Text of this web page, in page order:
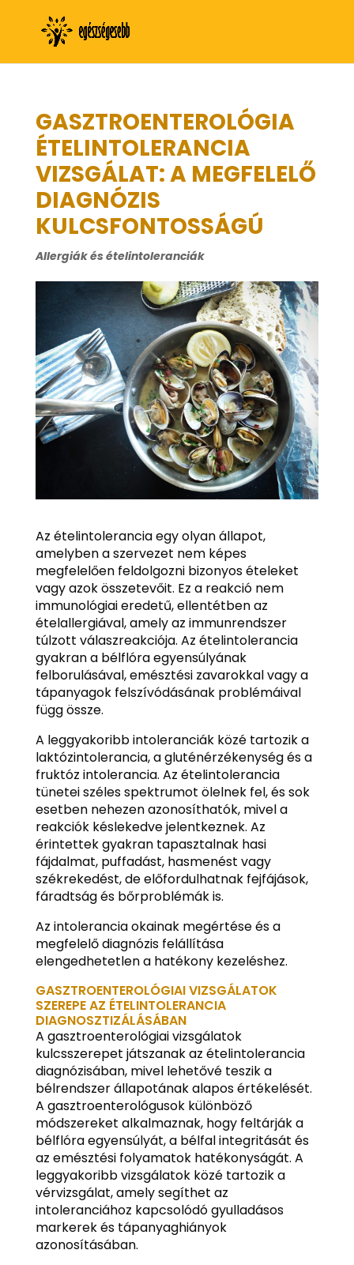
GASZTROENTEROLÓGIA
ÉTELINTOLERANCIA
VIZSGÁLAT: A MEGFELELŐ
DIAGNÓZIS
KULCSFONTOSSÁGÚ
Allergiák és ételintoleranciák
Az ételintolerancia egy olyan állapot,
amelyben a szervezet nem képes
megfelelően feldolgozni bizonyos ételeket
vagy azok összetevőit. Ez a reakció nem
immunológiai eredetű, ellentétben az
ételallergiával, amely az immunrendszer
túlzott válaszreakciója. Az ételintolerancia
gyakran a bélflóra egyensúlyának
felborulásával, emésztési zavarokkal vagy a
tápanyagok felszívódásának problémáival
függ össze.
A leggyakoribb intoleranciák közé tartozik a
laktózintolerancia, a gluténérzékenység és a
fruktóz intolerancia. Az ételintolerancia
tünetei széles spektrumot ölelnek fel, és sok
esetben nehezen azonosíthatók, mivel a
reakciók késlekedve jelentkeznek. Az
érintettek gyakran tapasztalnak hasi
fájdalmat, puffadást, hasmenést vagy
székrekedést, de előfordulhatnak fejfájások,
fáradtság és bőrproblémák is.
Az intolerancia okainak megértése és a
megfelelő diagnózis felállítása
elengedhetetlen a hatékony kezeléshez.
GASZTROENTEROLÓGIAI VIZSGÁLATOK
SZEREPE AZ ÉTELINTOLERANCIA
DIAGNOSZTIZÁLÁSÁBAN
A gasztroenterológiai vizsgálatok
kulcsszerepet játszanak az ételintolerancia
diagnózisában, mivel lehetővé teszik a
bélrendszer állapotának alapos értékelését.
A gasztroenterológusok különböző
módszereket alkalmaznak, hogy feltárják a
bélflóra egyensúlyát, a bélfal integritását és
az emésztési folyamatok hatékonyságát. A
leggyakoribb vizsgálatok közé tartozik a
vérvizsgálat, amely segíthet az
intoleranciához kapcsolódó gyulladásos
markerek és tápanyaghiányok
azonosításában.